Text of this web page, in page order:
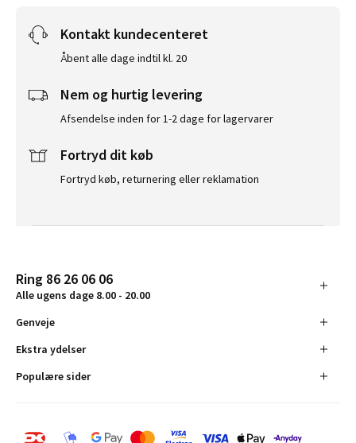
Kontakt kundecenteret
Åbent alle dage indtil kl. 20
Nem og hurtig levering
Afsendelse inden for 1-2 dage for lagervarer
Fortryd dit køb
Fortryd køb, returnering eller reklamation
Ring 86 26 06 06
Alle ugens dage 8.00 - 20.00
Genveje
Ekstra ydelser
Populære sider